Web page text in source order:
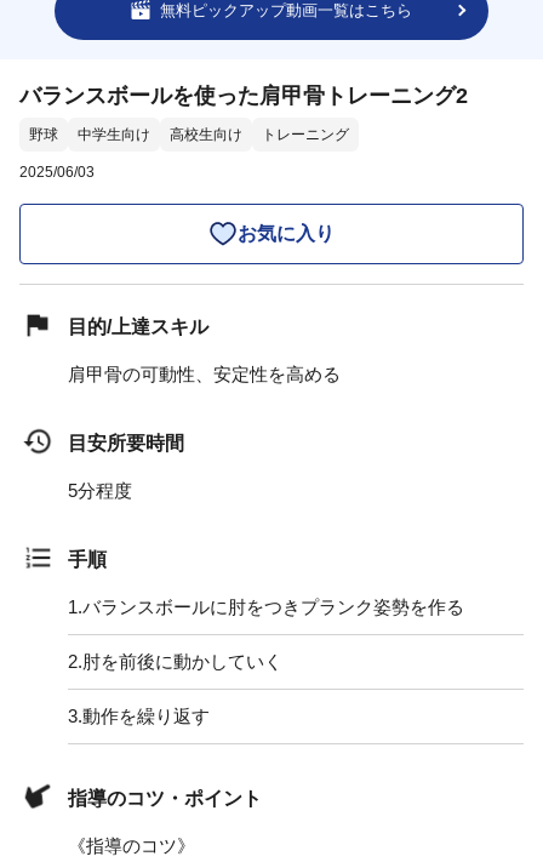
無料ピックアップ動画一覧はこちら
バランスボールを使った肩甲骨トレーニング2
野球 中学生向け 高校生向け トレーニング
2025/06/03
お気に入り
目的/上達スキル
肩甲骨の可動性、安定性を高める
目安所要時間
5分程度
手順
1.バランスボールに肘をつきプランク姿勢を作る
2.肘を前後に動かしていく
3.動作を繰り返す
指導のコツ・ポイント
《指導のコツ》